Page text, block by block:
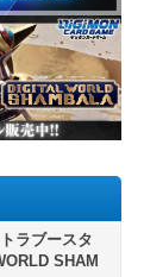
ラブースタ
SHAM